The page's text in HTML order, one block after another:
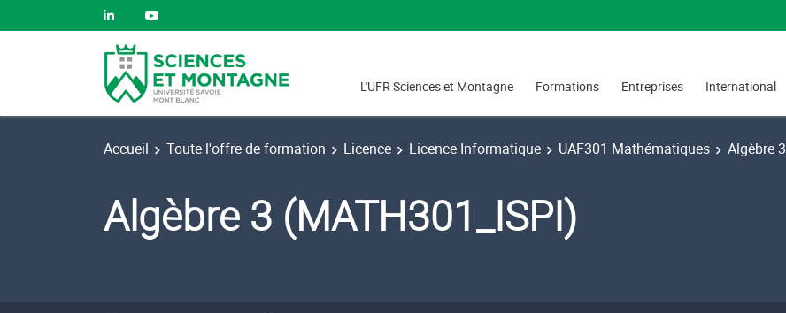
L'UFR Sciences et Montagne Formations Entreprises International
Accueil Toute l'offre de formation Licence Licence Informatique UAF301 Mathématiques Algèbre 3
Algèbre 3 (MATH301_ISPI)